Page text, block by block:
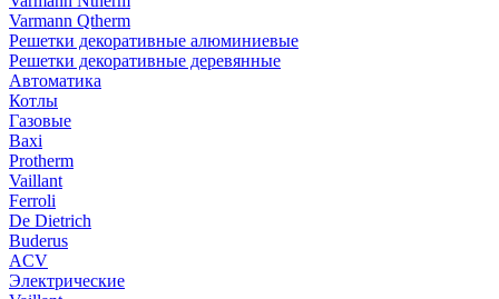
Varmann Qtherm
Решетки декоративные алюминиевые
Решетки декоративные деревянные
Автоматика
Котлы
Газовые
Baxi
Protherm
Vaillant
Ferroli
De Dietrich
Buderus
ACV
Электрические